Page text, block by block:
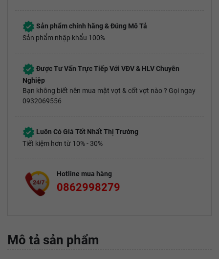
Sản phẩm chính hãng & Đúng Mô Tả
Sản phẩm nhập khẩu 100%
Được Tư Vấn Trực Tiếp Với VĐV & HLV Chuyên
Nghiệp
Bạn không biết nên mua mặt vợt & cốt vợt nào ? Gọi ngay
0932069556
Luôn Có Giá Tốt Nhất Thị Trường
Tiết kiệm hơn từ 10% - 30%
Hotline mua hàng
0862998279
Mô tả sản phẩm